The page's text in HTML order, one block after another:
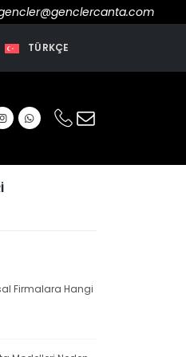
TÜRKÇE
Firmalara Hangi